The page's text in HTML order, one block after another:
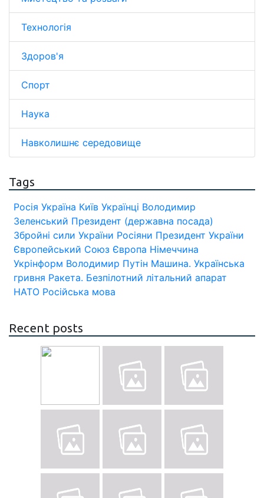
Технологія
Здоров'я
Спорт
Наука
Навколишнє середовище
Tags
Росія Україна Київ Українці Володимир
Зеленський Президент (державна посада)
Збройні сили України Росіяни Президент України
Європейський Союз Європа Німеччина
Укрінформ Володимир Путін Машина. Українська
гривня Ракета. Безпілотний літальний апарат
НАТО Російська мова
Recent posts